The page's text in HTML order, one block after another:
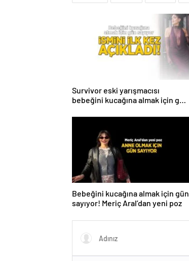
Survivor eski yarışmacısı
bebeğini kucağına almak için gün
Bebeğini kucağına almak için gün
sayıyor! Meriç Aral’dan yeni poz